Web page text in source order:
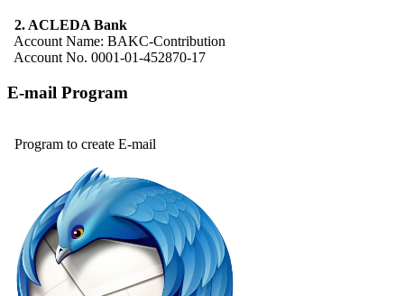
2. ACLEDA Bank
Account Name: BAKC-Contribution
Account No. 0001-01-452870-17
E-mail Program
Program to create E-mail